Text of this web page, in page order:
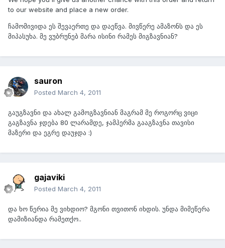
to our website and place a new order.
ჩამომივიდა ეს შევაერთე და დაეწვა. მივწერე ამაზონს და ეს
მიპასუხა. მე ვუბრუნებ მარა ისინი რამეს მიგზავნიან?
sauron
Posted March 4, 2011
გაუგზავნი და ახალ გამოგზავნიან მაგრამ მე როგორც ვიცი
გაგზავნა ჯდება 80 ლარამდე, ჯამპერმა გააგზავნა თავისი
მაზერი და ეგრე დაუჯდა :)
gajaviki
Posted March 4, 2011
და ხო წერია მე ვიხდიო? მგონი თვითონ იხდის. უნდა მიმეწერა
დამიზიანდა რამეთქო..